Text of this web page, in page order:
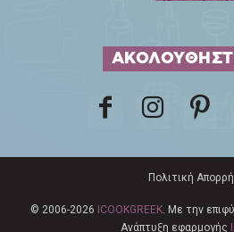
Πολιτική
© 2006-2026 ICOOKGREEK. Με την
Ανάπτυξη εφαρμογής